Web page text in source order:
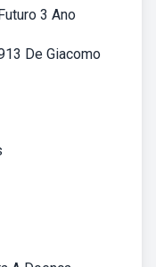
3 Ano
De Giacomo